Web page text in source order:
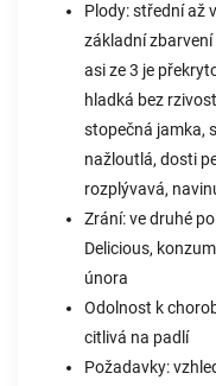
Plody: střední až
základní zbarvení
asi ze 3 je
hladká bez
stopečná jamka,
nažloutlá, dosti
rozplývavá,
Zrání: ve druhé
Delicious,
února
Odolnost k
citlivá na padlí
Požadavky: